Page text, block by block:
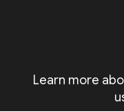
Learn more